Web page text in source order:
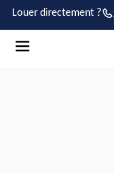
Louer directement ?